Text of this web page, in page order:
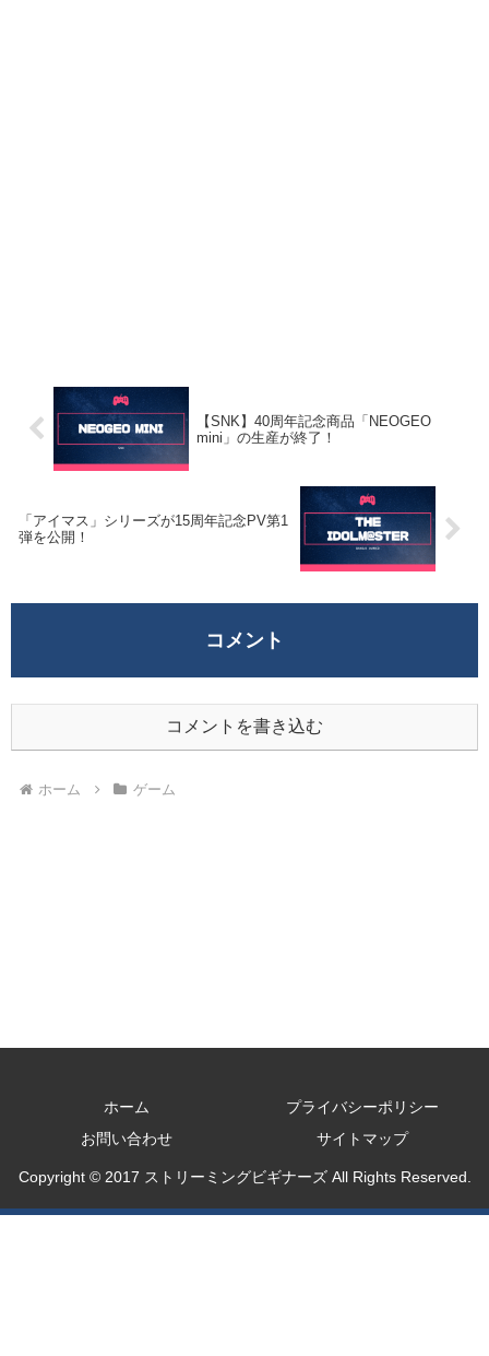
【SNK】40周年記念商品「NEOGEO
mini」の生産が終了！
「アイマス」シリーズが15周年記念PV第1
弾を公開！
コメント
コメントを書き込む
ホーム ゲーム
ホーム
プライバシーポリシー
お問い合わせ
サイトマップ
Copyright © 2017 ストリーミングビギナーズ All Rights Reserved.